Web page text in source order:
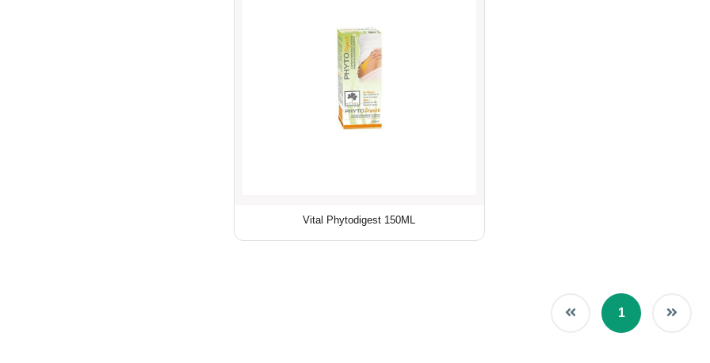
Vital Phytodigest 150ML
1